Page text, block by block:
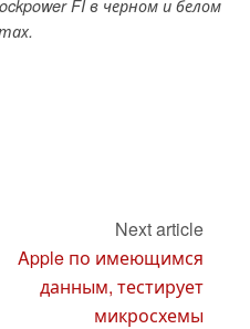
FI в черном и белом
Next article
Apple по имеющимся
данным, тестирует
микросхемы